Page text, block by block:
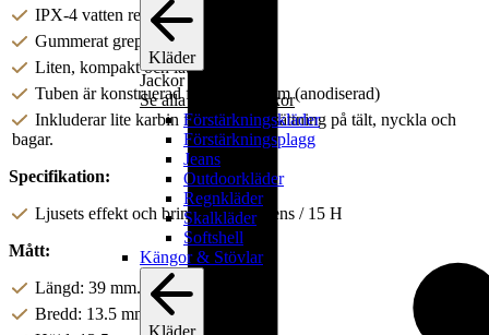
Kläder
Jackor & Byxor
Se alla jackor & byxor
Förstärkningskläder
Förstärkningsplagg
Jeans
Outdoorkläder
Regnkläder
Skalkläder
Softshell
Kängor & Stövlar
Kläder
IPX-4 vatten resistant
Gummerat grepp
Liten, kompakt och lättviktslampa.
Tuben är konstruerad från aluminium (anodiserad)
Inkluderar lite karbin för enkel fastsättning på tält, nyckla och
bagar.
Specifikation:
Ljusets effekt och brinntid: 20 lumens / 15 H
Mått:
Längd: 39 mm.
Bredd: 13.5 mm.